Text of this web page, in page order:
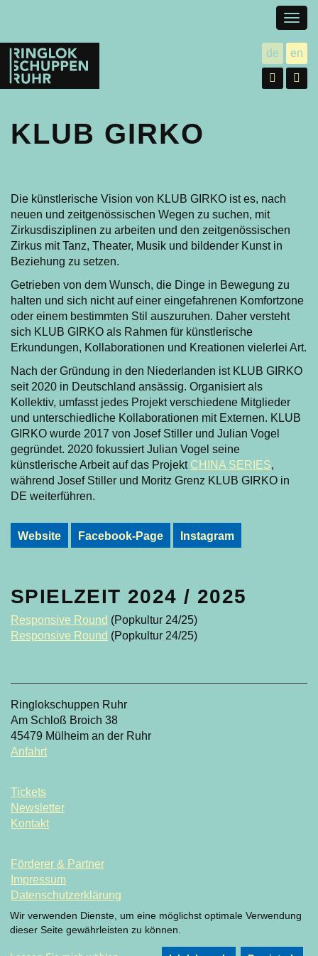
Ringlokschuppen
Ruhr
de utsch
en
KLUB GIRKO
Die künstlerische Vision von KLUB GIRKO ist es, nach
neuen und zeitgenössischen Wegen zu suchen, mit
Zirkusdisziplinen zu arbeiten und den zeitgenössischen
Zirkus mit Tanz, Theater, Musik und bildender Kunst in
Beziehung zu setzen.
Getrieben von dem Wunsch, die Dinge in Bewegung zu
halten und sich nicht auf einer eingefahrenen Komfortzone
oder einem bestimmten Stil auszuruhen. Daher versteht
sich KLUB GIRKO als Rahmen für künstlerische
Erkundungen, Kollaborationen und Kreationen vielerlei Art.
Nach der Gründung in den Niederlanden ist KLUB GIRKO
seit 2020 in Deutschland ansässig. Organisiert als
Kollektiv, umfasst jedes Projekt verschiedene Mitglieder
und unterschiedliche Kollaborationen mit Externen. KLUB
GIRKO wurde 2017 von Josef Stiller und Julian Vogel
gegründet. 2020 fokussiert Julian Vogel seine
künstlerische Arbeit auf das Projekt CHINA SERIES,
während Josef Stiller und Moritz Grenz KLUB GIRKO in
DE weiterführen.
Website Facebook-Page Instagram
PRODUKTIONEN
SPIELZEIT 2024 / 2025
Responsive Round (Popkultur 24/25)
Responsive Round (Popkultur 24/25)
Ringlokschuppen Ruhr
Am Schloß Broich 38
45479 Mülheim an der Ruhr
Anfahrt
Tickets
Newsletter
Kontakt
Förderer & Partner
Impressum
Datenschutzerklärung
Datenschutzeinstellung
Wir verwenden Dienste, um eine möglichst optimale Verwendung
dieser Seite gewährleisten zu können.